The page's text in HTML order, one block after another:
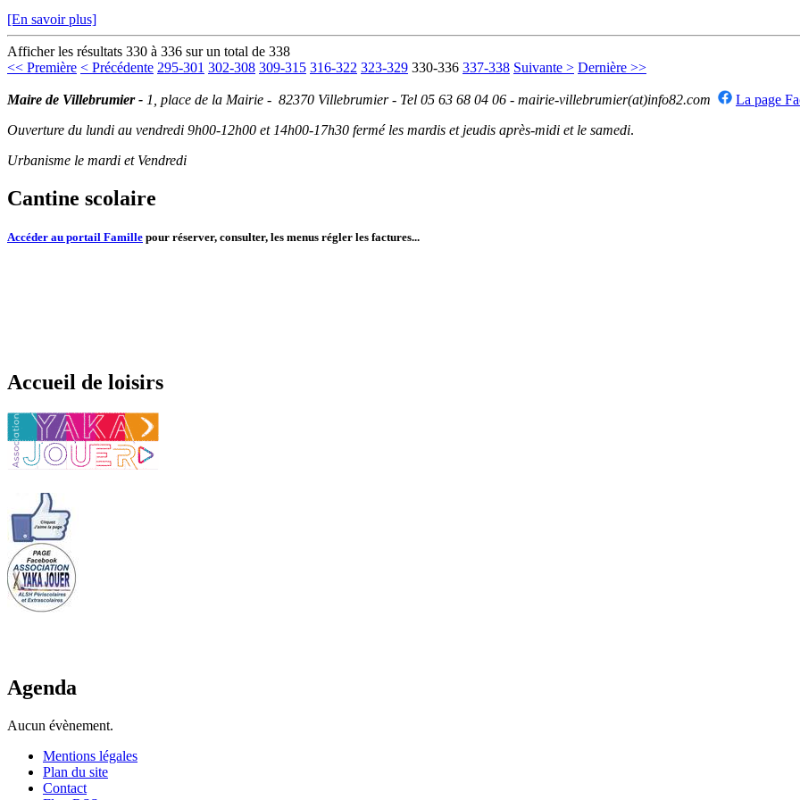
[En savoir plus]
Afficher les résultats 330 à 336 sur un total de 338
<< Première < Précédente 295-301 302-308 309-315 316-322 323-329 330-336 337-338 Suivante > Dernière >>
Maire de Villebrumier - 1, place de la Mairie - 82370 Villebrumier - Tel 05 63 68 04 06 - mairie-villebrumier(at)info82.com
La page
Ouverture du lundi au vendredi 9h00-12h00 et 14h00-17h30 fermé les mardis et jeudis après-midi et le samedi.
Urbanisme le mardi et Vendredi
Cantine scolaire
Accéder au portail Famille pour réserver, consulter, les menus régler les factures...
Accueil de loisirs
Agenda
Aucun évènement.
Mentions légales
Plan du site
Contact